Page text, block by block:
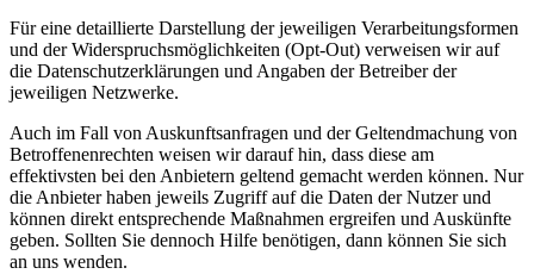
Für eine detaillierte Darstellung der jeweiligen Verarbeitungsformen
und der Widerspruchsmöglichkeiten (Opt-Out) verweisen wir auf
die Datenschutzerklärungen und Angaben der Betreiber der
jeweiligen Netzwerke.
Auch im Fall von Auskunftsanfragen und der Geltendmachung von
Betroffenenrechten weisen wir darauf hin, dass diese am
effektivsten bei den Anbietern geltend gemacht werden können. Nur
die Anbieter haben jeweils Zugriff auf die Daten der Nutzer und
können direkt entsprechende Maßnahmen ergreifen und Auskünfte
geben. Sollten Sie dennoch Hilfe benötigen, dann können Sie sich
an uns wenden.